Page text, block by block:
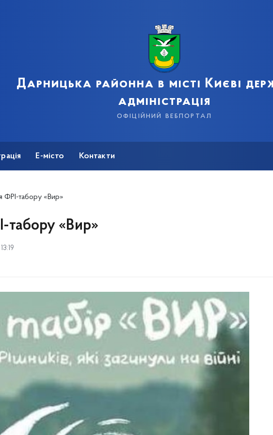
Дарницька районна в місті Києві
адміністрація
офіційний вебпортал
Е-місто Контакти
ФРІ-табору «Вир»
табору «Вир»